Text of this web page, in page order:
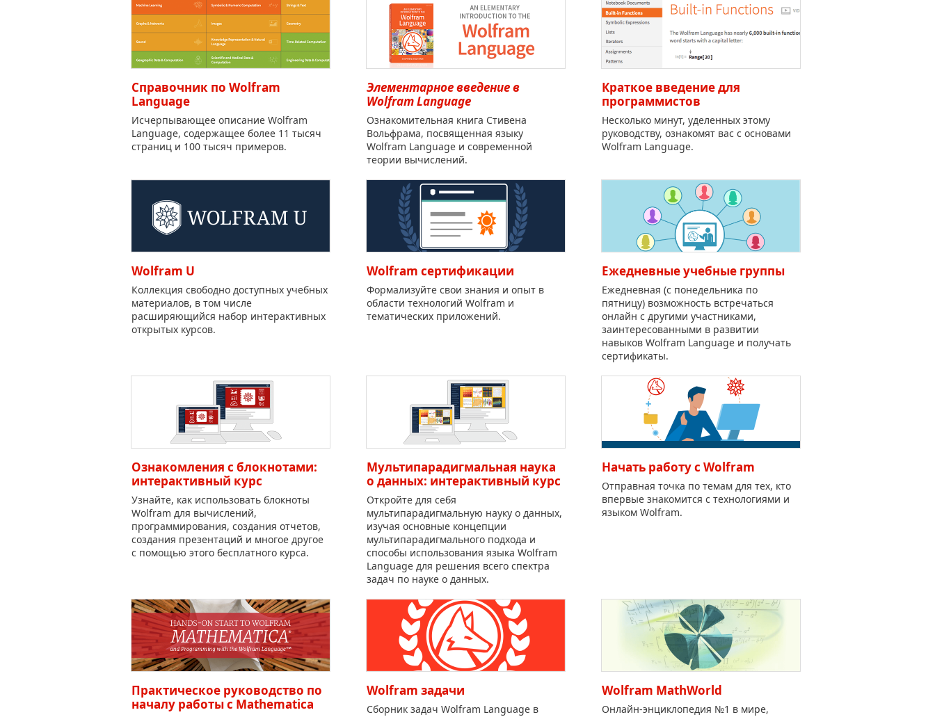
Справочник по Wolfram
Language
Исчерпывающее описание Wolfram
Language, содержащее более 11 тысяч
страниц и 100 тысяч примеров.
Элементарное введение в
Wolfram Language
Ознакомительная книга Стивена
Вольфрама, посвященная языку
Wolfram Language и современной
теории вычислений.
Краткое введение для
программистов
Несколько минут, уделенных этому
руководству, ознакомят вас с основами
Wolfram Language.
Wolfram U
Коллекция свободно доступных учебных
материалов, в том числе
расширяющийся набор интерактивных
открытых курсов.
Wolfram сертификации
Формализуйте свои знания и опыт в
области технологий Wolfram и
тематических приложений.
Ежедневные учебные группы
Ежедневная (с понедельника по
пятницу) возможность встречаться
онлайн с другими участниками,
заинтересованными в развитии
навыков Wolfram Language и получать
сертификаты.
Ознакомления с блокнотами:
интерактивный курс
Узнайте, как использовать блокноты
Wolfram для вычислений,
программирования, создания отчетов,
создания презентаций и многое другое
с помощью этого бесплатного курса.
Мультипарадигмальная наука
о данных: интерактивный курс
Откройте для себя
мультипарадигмальную науку о данных,
изучая основные концепции
мультипарадигмального подхода и
способы использования языка Wolfram
Language для решения всего спектра
задач по науке о данных.
Начать работу с Wolfram
Отправная точка по темам для тех, кто
впервые знакомится с технологиями и
языком Wolfram.
Практическое руководство по
началу работы с Mathematica
Wolfram задачи
Сборник задач Wolfram Language в
Wolfram MathWorld
Онлайн-энциклопедия №1 в мире,